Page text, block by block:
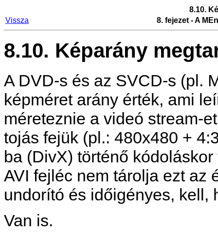
8.10.
Vissza
8. fejezet - A
8.10. Képarány
A DVD-s és az SVCD-s (pl.
képméret arány érték, ami
méreteznie a videó stream-
tojás fejük (pl.: 480x480 +
ba (DivX) történő
AVI fejléc nem tárolja ezt az
undorító és időigényes, kell,
Van is.